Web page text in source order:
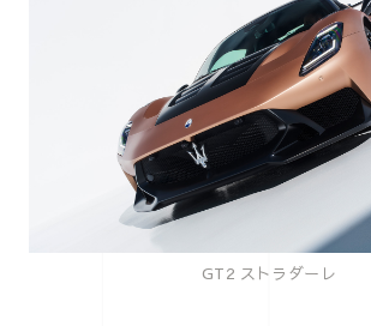
GT2 ストラダーレ